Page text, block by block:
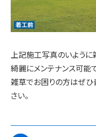
上記施工写真のいように
綺麗にメンテナンス可能
雑草でお困りの方はぜひ
さい。